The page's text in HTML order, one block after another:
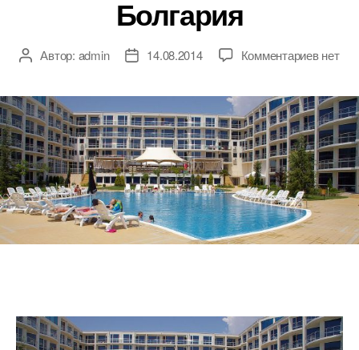
Болгария
АвторАвтор: admin
Дата14.08.2014 Комментариевк
с
детьми:
нет